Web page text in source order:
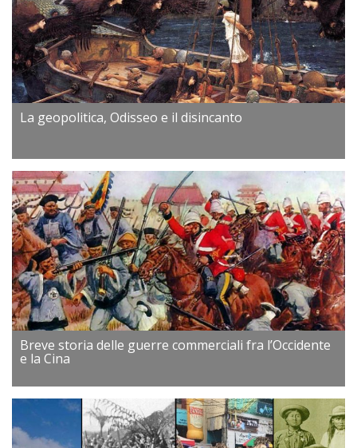
La geopolitica, Odisseo e il disincanto
Breve storia delle guerre commerciali fra l’Occidente
e la Cina